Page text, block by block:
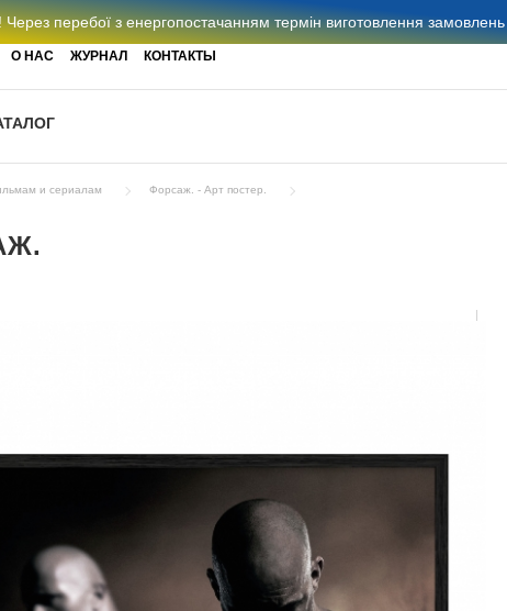
перебої з енергопостачанням термін виготовлення
О НАС ЖУРНАЛ КОНТАКТЫ
и сериалам Форсаж. - Арт постер.